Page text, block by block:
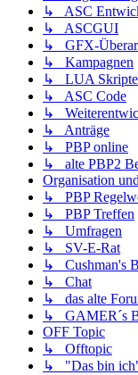
↳ ASC
↳ ASCGUI
↳ GFX-
↳ Kampagnen
↳ LUA Skripte
↳ ASC Code
↳
↳ Anträge
↳ PBP online
↳ alte PBP2
Organisation
↳ PBP
↳ PBP Treffen
↳ Umfragen
↳ SV-E-Rat
↳ Cushman's
↳ Chat
↳ das alte
↳ GAMER´s
OFF Topic
↳ Offtopic
↳ "Das bin